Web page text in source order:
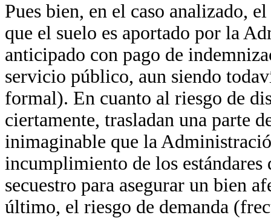
Pues bien, en el caso analizado,
que el suelo es aportado por la
anticipado con pago de
servicio público, aun siendo
formal). En cuanto al riesgo de
ciertamente, trasladan una parte
inimaginable que la
incumplimiento de los
secuestro para asegurar un bien
último, el riesgo de demanda